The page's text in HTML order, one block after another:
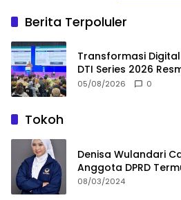
Berita Terpoluler
Transformasi
DTI Series 2026
05/08/2026 0
Tokoh
Denisa Wulandari
Anggota DPRD
2029
08/03/2024